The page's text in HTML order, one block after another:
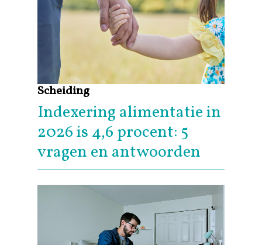
Scheiding
Indexering alimentatie in
2026 is 4,6 procent: 5
vragen en antwoorden